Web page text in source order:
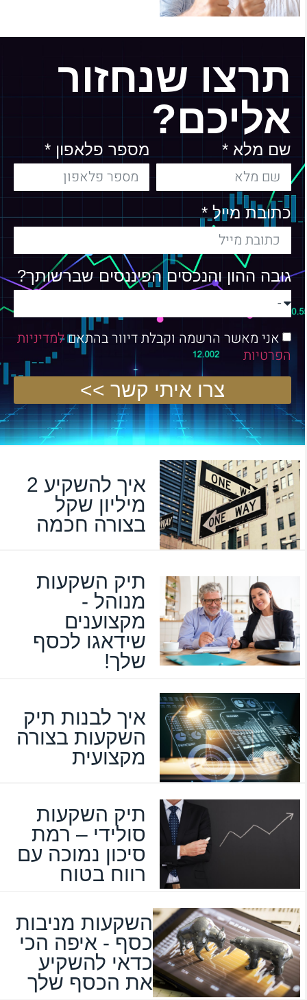
תרצו שנחזור
אליכם?
שם מלא * מספר פלאפון *
כתובת מייל *
גובה ההון והנכסים הפיננסים שברשותך?
אני מאשר הרשמה וקבלת דיוור בהתאםלמדיניות
הפרטיות
צרו איתי קשר >>
איך להשקיע 2
מיליון שקל
בצורה חכמה
תיק השקעות
מנוהל -
מקצוענים
שידאגו לכסף
שלך!
איך לבנות תיק
השקעות בצורה
מקצועית
תיק השקעות
סולידי – רמת
סיכון נמוכה עם
רווח בטוח
השקעות מניבות
כסף - איפה הכי
כדאי להשקיע
את הכסף שלך